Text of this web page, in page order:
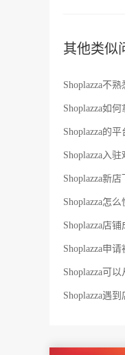
其他类似
Shoplazza不
Shoplazza如
Shoplazza的
Shoplazza入
Shoplazza新
Shoplazza怎么
Shoplazza店
Shoplazza申
Shoplazza可
Shoplazza遇